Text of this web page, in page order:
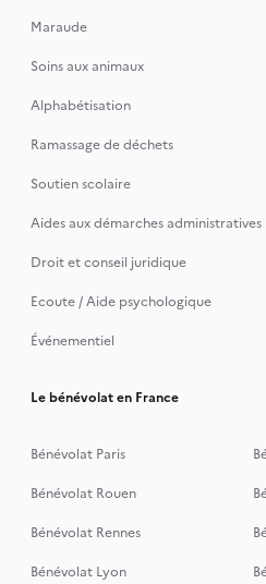
Maraude
Soins aux animaux
Alphabétisation
Ramassage de déchets
Soutien scolaire
Aides aux démarches administratives
Droit et conseil juridique
Ecoute / Aide psychologique
Événementiel
Le bénévolat en France
Bénévolat Paris
Bénévolat Rouen
Bénévolat Rennes
Bénévolat Lyon